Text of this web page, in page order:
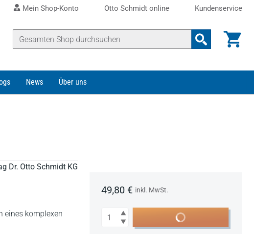
Mein Shop-Konto Otto Schmidt online Kundenservice
News Über uns
Dr. Otto Schmidt KG
eines komplexen
49,80 € inkl. MwSt.
Anzahl In den Warenkorb